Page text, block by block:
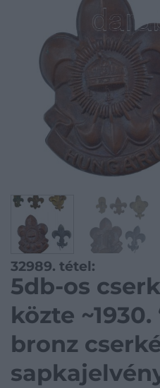
32989. tétel:
5db-os
közte ~1930.
bronz